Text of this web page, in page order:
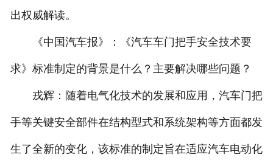
出权威解读。
《中国汽车报》：《汽车车门把手安全技术要
求》标准制定的背景是什么？主要解决哪些问题？
戎辉：随着电气化技术的发展和应用，汽车门把
手等关键安全部件在结构型式和系统架构等方面都发
生了全新的变化，该标准的制定旨在适应汽车电动化